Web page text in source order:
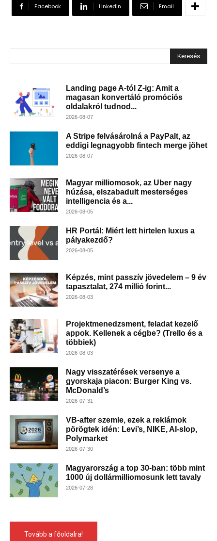
Facebook Linkedin Email
Keresés
Landing page A-tól Z-ig: Amit a
magasan konvertáló promóciós
oldalakról tudnod...
2026-08-07
A Stripe felvásárolná a PayPalt, az
eddigi legnagyobb fintech merge jöhet
2026-08-07
Magyar milliomosok, az Uber nagy
húzása, elszabadult mesterséges
intelligencia és a...
2026-08-05
HR Portál: Miért lett hirtelen luxus a
pályakezdő?
2026-08-05
Képzés, mint passzív jövedelem – 9 év
tapasztalat, 274 millió forint...
2026-08-03
Projektmenedzsment, feladat kezelő
appok. Kellenek a cégbe? (Trello és a
többiek)
2026-08-03
Nagy visszatérések versenye a
gyorskaja piacon: Burger King vs.
McDonald’s
2026-07-31
VB-after szemle, ezek a reklámok
pörögtek idén: Levi’s, NIKE, AI-slop,
Polymarket
2026-07-30
Magyarország a top 30-ban: több mint
1000 új dollármilliomosunk lett tavaly
2026-07-28
Tovább a főoldalra!